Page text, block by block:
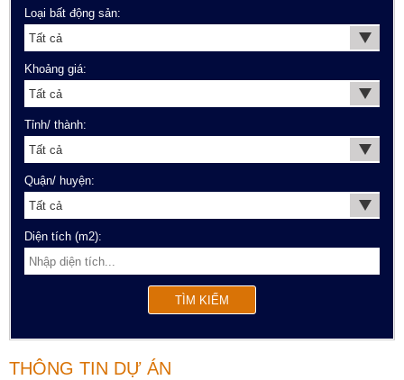
Loại bất động sản:
Khoảng giá:
Tỉnh/ thành:
Quận/ huyện:
Diện tích (m2):
THÔNG TIN DỰ ÁN